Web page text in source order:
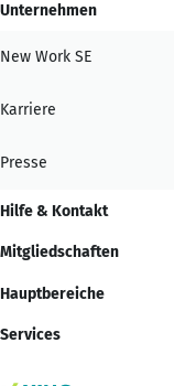
Unternehmen
New Work SE
Karriere
Presse
Hilfe & Kontakt
Mitgliedschaften
Hauptbereiche
Services